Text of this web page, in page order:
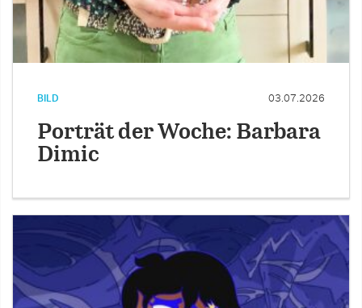
BILD 03.07.2026
Porträt der Woche: Barbara
Dimic